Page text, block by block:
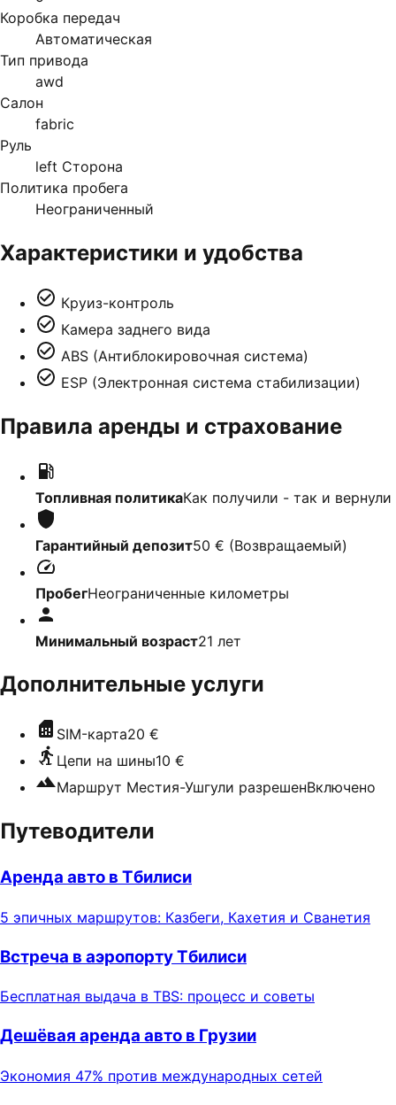
Коробка передач
Автоматическая
Тип привода
awd
Салон
fabric
Руль
left Сторона
Политика пробега
Неограниченный
Характеристики и удобства
Круиз-контроль
Камера заднего вида
ABS (Антиблокировочная система)
ESP (Электронная система стабилизации)
Правила аренды и страхование
Топливная политикаКак получили - так и вернули
Гарантийный депозит50 € (Возвращаемый)
ПробегНеограниченные километры
Минимальный возраст21 лет
Дополнительные услуги
SIM-карта20 €
Цепи на шины10 €
Маршрут Местия-Ушгули разрешенВключено
Путеводители
Аренда авто в Тбилиси
5 эпичных маршрутов: Казбеги, Кахетия и Сванетия
Встреча в аэропорту Тбилиси
Бесплатная выдача в TBS: процесс и советы
Дешёвая аренда авто в Грузии
Экономия 47% против международных сетей